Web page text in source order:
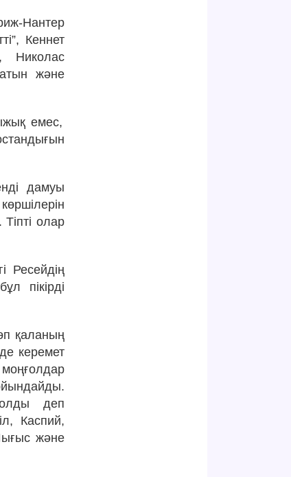
Нантер
Кеннет
Николас
және
емес,
дамуы
олар
Ресейдің
пікірді
қаланың
керемет
деп
Каспий,
және